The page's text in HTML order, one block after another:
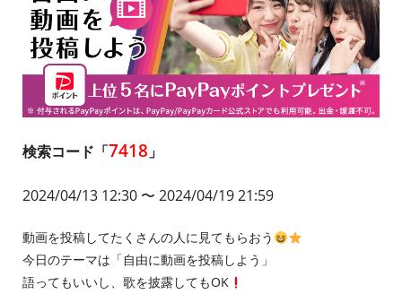
検索コード「7418」
2024/04/13 12:30 〜 2024/04/19 21:59
動画を投稿してたくさんの人に見てもらおう
今日のテーマは「自由に動画を投稿しよう」
語ってもいいし、歌を披露してもOK